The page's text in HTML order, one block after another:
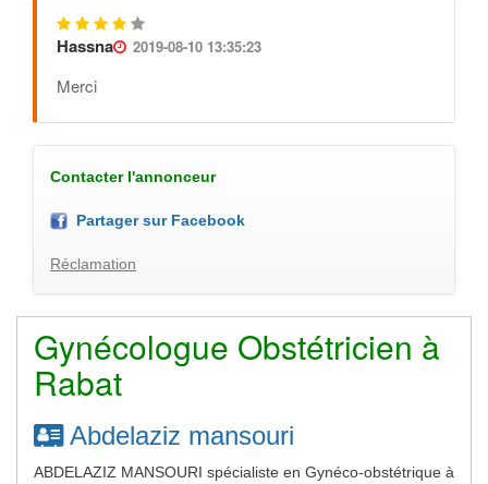
Hassna 2019-08-10 13:35:23
Merci
Contacter l'annonceur
Partager sur Facebook
Réclamation
Gynécologue Obstétricien à
Rabat
Abdelaziz mansouri
ABDELAZIZ MANSOURI spécialiste en Gynéco-obstétrique à